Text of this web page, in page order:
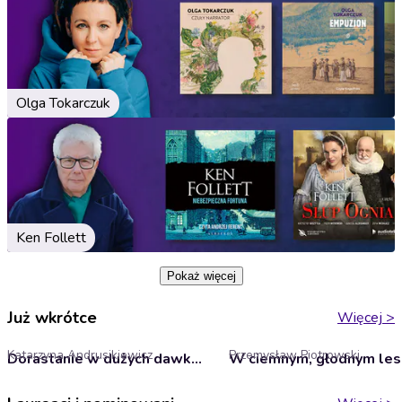
Olga Tokarczuk
Ken Follett
Pokaż więcej
Już wkrótce Więcej >
Dorastanie w dużych dawkach: Jak uzależniają się nasze dzieci i jak im pomóc
Katarzyna Andrusikiewicz W ciemnym, głodnym
Przemysław Piotrowski